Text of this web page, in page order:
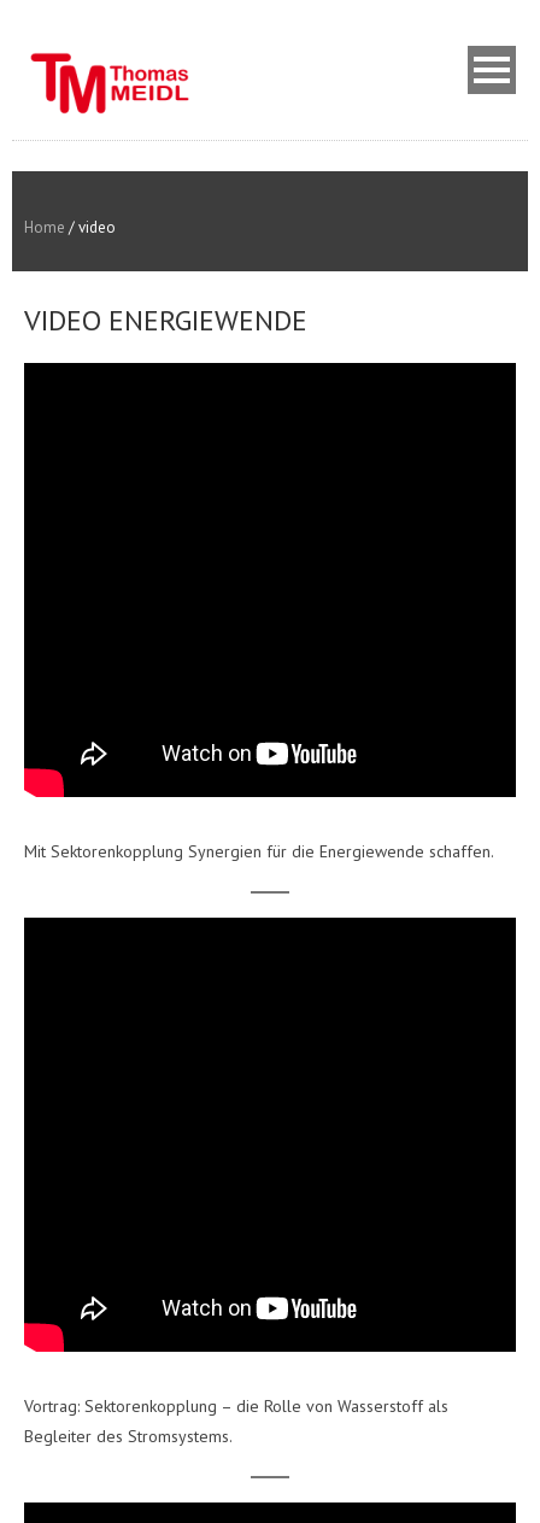
Home /video
VIDEO ENERGIEWENDE
Mit Sektorenkopplung Synergien für die Energiewende schaffen.
Vortrag: Sektorenkopplung – die Rolle von Wasserstoff als
Begleiter des Stromsystems.